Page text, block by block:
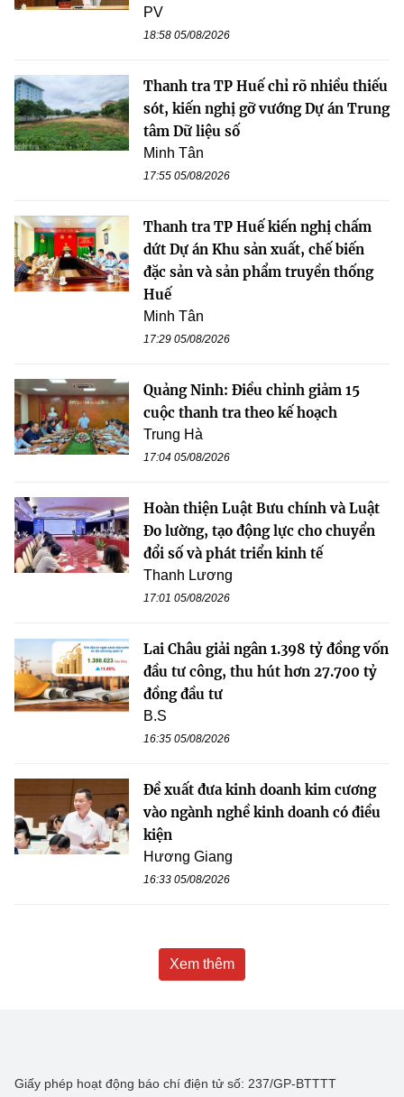
PV
18:58 05/08/2026
Thanh tra TP Huế chỉ rõ nhiều thiếu
sót, kiến nghị gỡ vướng Dự án Trung
tâm Dữ liệu số
Minh Tân
17:55 05/08/2026
Thanh tra TP Huế kiến nghị chấm
dứt Dự án Khu sản xuất, chế biến
đặc sản và sản phẩm truyền thống
Huế
Minh Tân
17:29 05/08/2026
Quảng Ninh: Điều chỉnh giảm 15
cuộc thanh tra theo kế hoạch
Trung Hà
17:04 05/08/2026
Hoàn thiện Luật Bưu chính và Luật
Đo lường, tạo động lực cho chuyển
đổi số và phát triển kinh tế
Thanh Lương
17:01 05/08/2026
Lai Châu giải ngân 1.398 tỷ đồng vốn
đầu tư công, thu hút hơn 27.700 tỷ
đồng đầu tư
B.S
16:35 05/08/2026
Đề xuất đưa kinh doanh kim cương
vào ngành nghề kinh doanh có điều
kiện
Hương Giang
16:33 05/08/2026
Xem thêm
Giấy phép hoạt động báo chí điện tử số: 237/GP-BTTTT